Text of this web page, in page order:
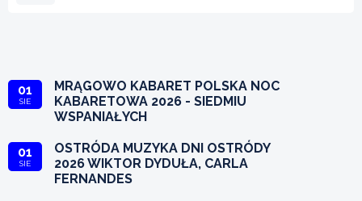
01
SIE
MRĄGOWO KABARET POLSKA NOC
KABARETOWA 2026 - SIEDMIU
WSPANIAŁYCH
01
SIE
OSTRÓDA MUZYKA DNI OSTRÓDY
2026 WIKTOR DYDUŁA, CARLA
FERNANDES